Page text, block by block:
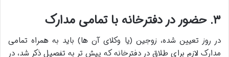
۳. حضور در دفترخانه با تمامی مدارک
در روز تعیین شده، زوجین (یا وکلای آن ها) باید به همراه تمامی
مدارک لازم برای طلاق در دفترخانه که پیش تر به تفصیل ذکر شد، در